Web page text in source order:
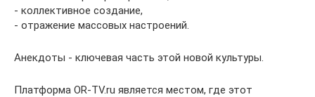
- коллективное создание,
- отражение массовых настроений.
Анекдоты - ключевая часть этой новой культуры.
Платформа OR-TV.ru является местом, где этот